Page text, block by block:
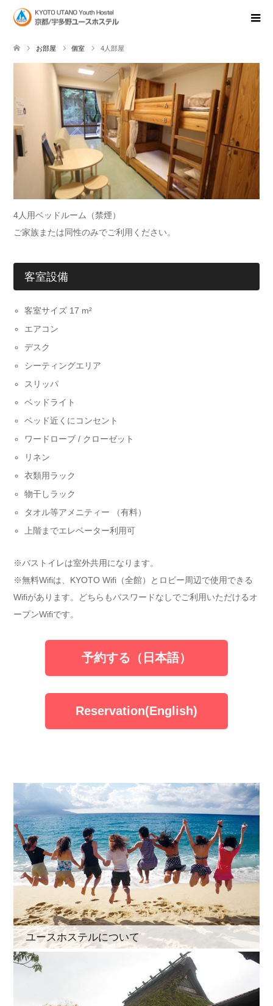
お部屋 個室 4人部屋
4人用ベッドルーム（禁煙）
ご家族または同性のみでご利用ください。
客室設備
客室サイズ 17 m²
エアコン
デスク
シーティングエリア
スリッパ
ベッドライト
ベッド近くにコンセント
ワードローブ / クローゼット
リネン
衣類用ラック
物干しラック
タオル等アメニティー （有料）
上階までエレベーター利用可
※バストイレは室外共用になります。
※無料Wifiは、KYOTO Wifi（全館）とロビー周辺で使用できる
Wifiがあります。どちらもパスワードなしでご利用いただけるオ
ープンWifiです。
予約する（日本語）
Reservation(English)
ユースホステルについて